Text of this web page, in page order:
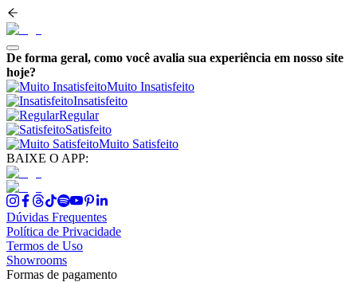
De forma geral, como você avalia sua experiência em nosso site
hoje?
Muito Insatisfeito
Insatisfeito
Regular
Satisfeito
Muito Satisfeito
BAIXE O APP:
Dúvidas Frequentes
Política de Privacidade
Termos de Uso
Showrooms
Formas de pagamento